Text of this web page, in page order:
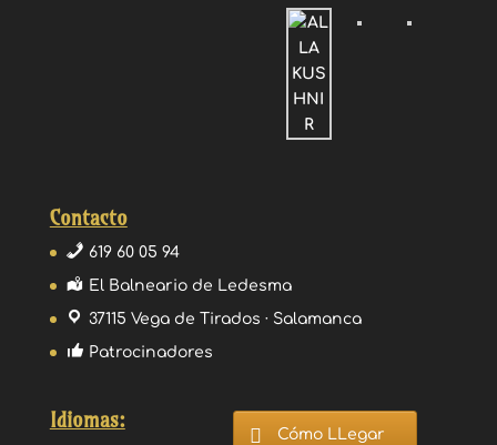
Contacto
619 60 05 94
El Balneario de Ledesma
37115 Vega de Tirados · Salamanca
Patrocinadores
Idiomas:
Cómo LLegar